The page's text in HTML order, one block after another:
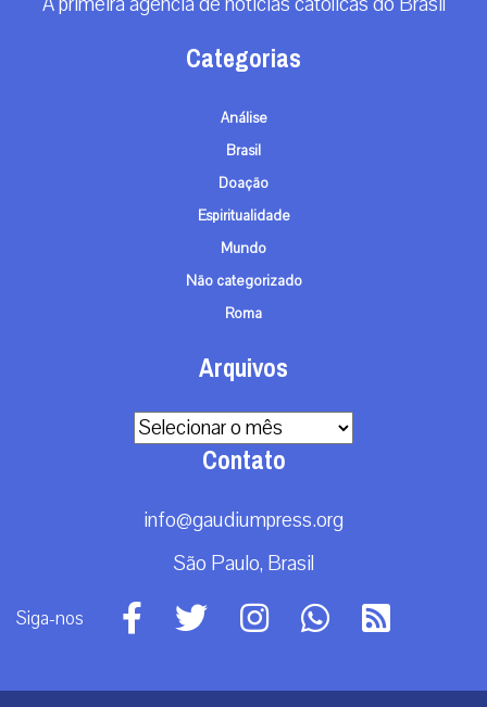
Categorias
Análise
Brasil
Doação
Espiritualidade
Mundo
Não categorizado
Roma
Arquivos
Arquivos
Contato
info@gaudiumpress.org
São Paulo, Brasil
Siga-nos